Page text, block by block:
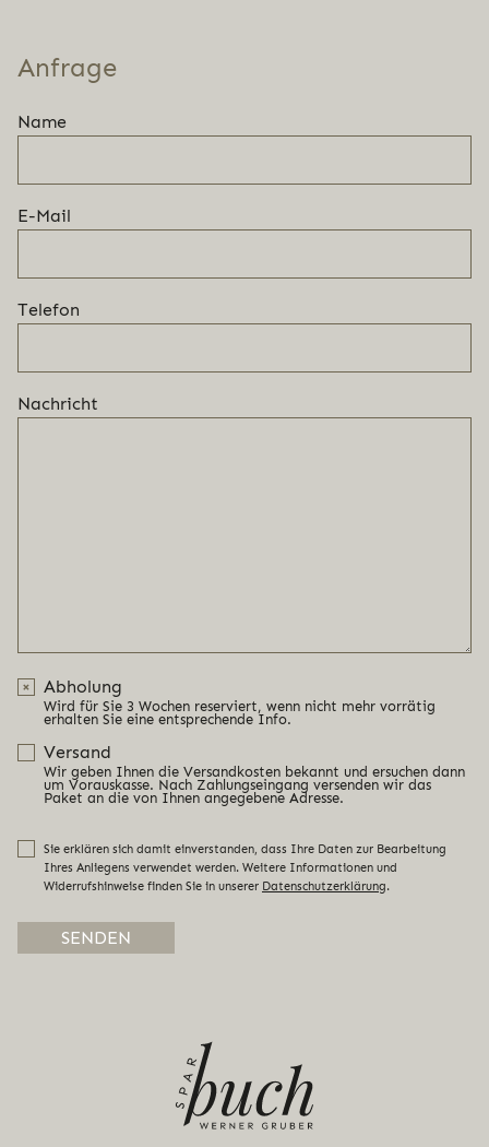
Anfrage
Name
E-Mail
Telefon
Nachricht
Abholung
Wird für Sie 3 Wochen reserviert, wenn nicht mehr vorrätig
erhalten Sie eine entsprechende Info.
Versand
Wir geben Ihnen die Versandkosten bekannt und ersuchen dann
um Vorauskasse. Nach Zahlungseingang versenden wir das
Paket an die von Ihnen angegebene Adresse.
Sie erklären sich damit einverstanden, dass Ihre Daten zur Bearbeitung
Ihres Anliegens verwendet werden. Weitere Informationen und
Widerrufshinweise finden Sie in unserer Datenschutzerklärung.